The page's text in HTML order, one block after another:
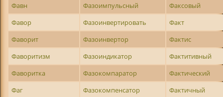
Фавн
Фазоимпульсный
Факсовый
Фавор
Фазоинвертировать
Факт
Фаворит
Фазоинвертор
Фактис
Фаворитизм
Фазоиндикатор
Фактитивный
Фаворитка
Фазокомпаратор
Фактический
Фаг
Фазокомпенсатор
Фактичный